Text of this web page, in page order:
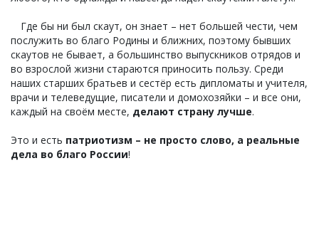
Где бы ни был скаут, он знает – нет большей чести, чем
послужить во благо Родины и ближних, поэтому бывших
скаутов не бывает, а большинство выпускников отрядов и
во взрослой жизни стараются приносить пользу. Среди
наших старших братьев и сестёр есть дипломаты и учителя,
врачи и телеведущие, писатели и домохозяйки – и все они,
каждый на своём месте, делают страну лучше.
Это и есть патриотизм – не просто слово, а реальные
дела во благо России!